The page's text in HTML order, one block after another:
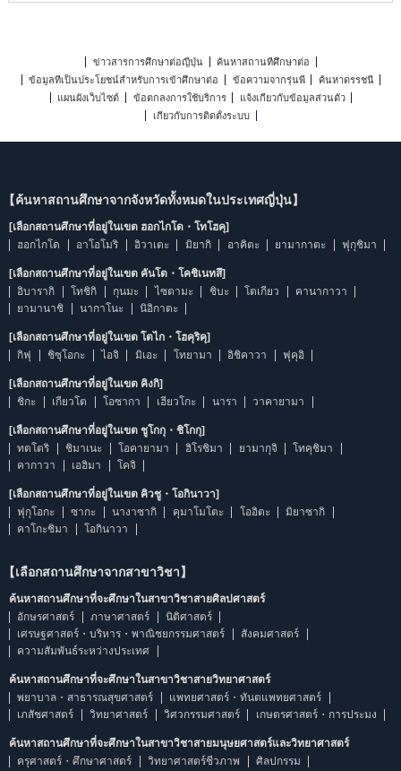
ข่าวสารการศึกษาต่อญี่ปุ่น
ค้นหาสถานที่ศึกษาต่อ
ข้อมูลที่เป็นประโยชน์สำหรับการเข้าศึกษาต่อ
ข้อความจากรุ่นพี่
ค้นหาดรรชนี
แผนผังเว็บไซต์
ข้อตกลงการใช้บริการ
แจ้งเกี่ยวกับข้อมูลส่วนตัว
เกี่ยวกับการติดตั้งระบบ
【ค้นหาสถานศึกษาจากจังหวัดทั้งหมดในประเทศญี่ปุ่น】
[เลือกสถานศึกษาที่อยู่ในเขต ฮอกไกโด・โทโฮคุ]
ฮอกไกโด
อาโอโมริ อิวาเตะ มิยากิ อาคิตะ ยามากาตะ ฟุกุชิมา
[เลือกสถานศึกษาที่อยู่ในเขต คันโต・โคชิเนทสึ]
อิบารากิ
โทชิกิ กุนมะ ไซตามะ ชิบะ โตเกียว
คานากาวา
ยามานาชิ
นากาโนะ นิอิกาตะ
[เลือกสถานศึกษาที่อยู่ในเขต โตไก・โฮคุริคุ]
กิฟุ
ชิซุโอกะ ไอจิ มิเอะ โทยามา อิชิคาวา ฟุคุอิ
[เลือกสถานศึกษาที่อยู่ในเขต คิงกิ]
ชิกะ
เกียวโต โอซากา เฮียวโกะ นารา วาคายามา
[เลือกสถานศึกษาที่อยู่ในเขต ชูโกกุ・ชิโกกุ]
ทตโตริ
ชิมาเนะ โอคายามา ฮิโรชิมา ยามากุจิ
โทคุชิมา
คากาวา
เอฮิมา โคจิ
[เลือกสถานศึกษาที่อยู่ในเขต คิวชู・โอกินาวา]
ฟุกุโอกะ
ซากะ นางาซากิ คุมาโมโตะ โออิตะ
มิยาซากิ
คาโกะชิมา
โอกินาวา
【เลือกสถานศึกษาจากสาขาวิชา】
ค้นหาสถานศึกษาที่จะศึกษาในสาขาวิชาสายศิลปศาสตร์
อักษรศาสตร์
ภาษาศาสตร์
นิติศาสตร์
เศรษฐศาสตร์・บริหาร・พาณิชยกรรมศาสตร์
สังคมศาสตร์
ความสัมพันธ์ระหว่างประเทศ
ค้นหาสถานศึกษาที่จะศึกษาในสาขาวิชาสายวิทยาศาสตร์
พยาบาล・สาธารณสุขศาสตร์
แพทยศาสตร์・ทันตแพทยศาสตร์
เภสัชศาสตร์
วิทยาศาสตร์ วิศวกรรมศาสตร์ เกษตรศาสตร์・การประมง
ค้นหาสถานศึกษาที่จะศึกษาในสาขาวิชาสายมนุษยศาสตร์และวิทยาศาสตร์
ครุศาสตร์・ศึกษาศาสตร์
วิทยาศาสตร์ชีวภาพ
ศิลปกรรม